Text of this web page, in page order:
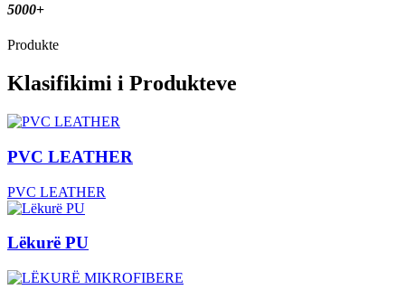
5000+
Produkte
Klasifikimi i Produkteve
PVC LEATHER
PVC LEATHER
Lëkurë PU